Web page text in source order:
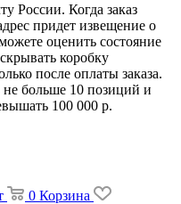
России. Когда заказ
придет извещение о
оценить состояние
коробку
после оплаты заказа.
больше 10 позиций и
100 000 р.
0 Корзина